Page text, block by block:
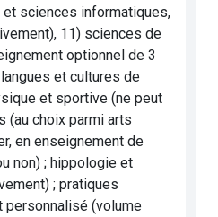
et sciences informatiques,
11) sciences de
optionnel de 3
et cultures de
et sportive (ne peut
(au choix parmi arts
en enseignement de
non) ; hippologie et
; pratiques
personnalisé (volume